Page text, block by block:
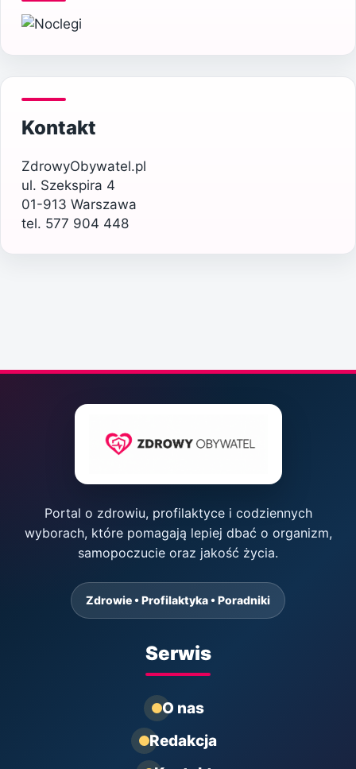
Kontakt
ZdrowyObywatel.pl
ul. Szekspira 4
01-913 Warszawa
tel. 577 904 448
Portal o zdrowiu, profilaktyce i codziennych
wyborach, które pomagają lepiej dbać o organizm,
samopoczucie oraz jakość życia.
Zdrowie • Profilaktyka • Poradniki
Serwis
O nas
Redakcja